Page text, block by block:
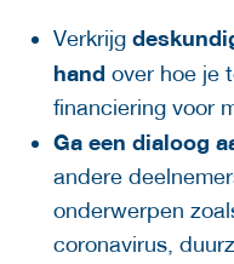
Verkrijg
hand over hoe je
financiering voor
Ga een dialoog
andere
onderwerpen
coronavirus,